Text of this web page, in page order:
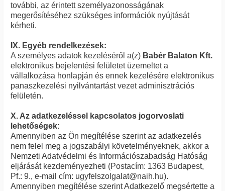
további, az érintett személyazonosságának
megerősítéséhez szükséges információk nyújtását
kérheti.
IX. Egyéb rendelkezések:
A személyes adatok kezeléséről a(z) Babér Balaton Kft.
elektronikus bejelentési felületet üzemeltet a
vállalkozása honlapján és ennek kezelésére elektronikus
panaszkezelési nyilvántartást vezet adminisztrációs
felületén.
X. Az adatkezeléssel kapcsolatos jogorvoslati
lehetőségek:
Amennyiben az Ön megítélése szerint az adatkezelés
nem felel meg a jogszabályi követelményeknek, akkor a
Nemzeti Adatvédelmi és Információszabadság Hatóság
eljárását kezdeményezheti (Postacím: 1363 Budapest,
Pf.: 9., e-mail cím: ugyfelszolgalat@naih.hu).
Amennyiben megítélése szerint Adatkezelő megsértette a